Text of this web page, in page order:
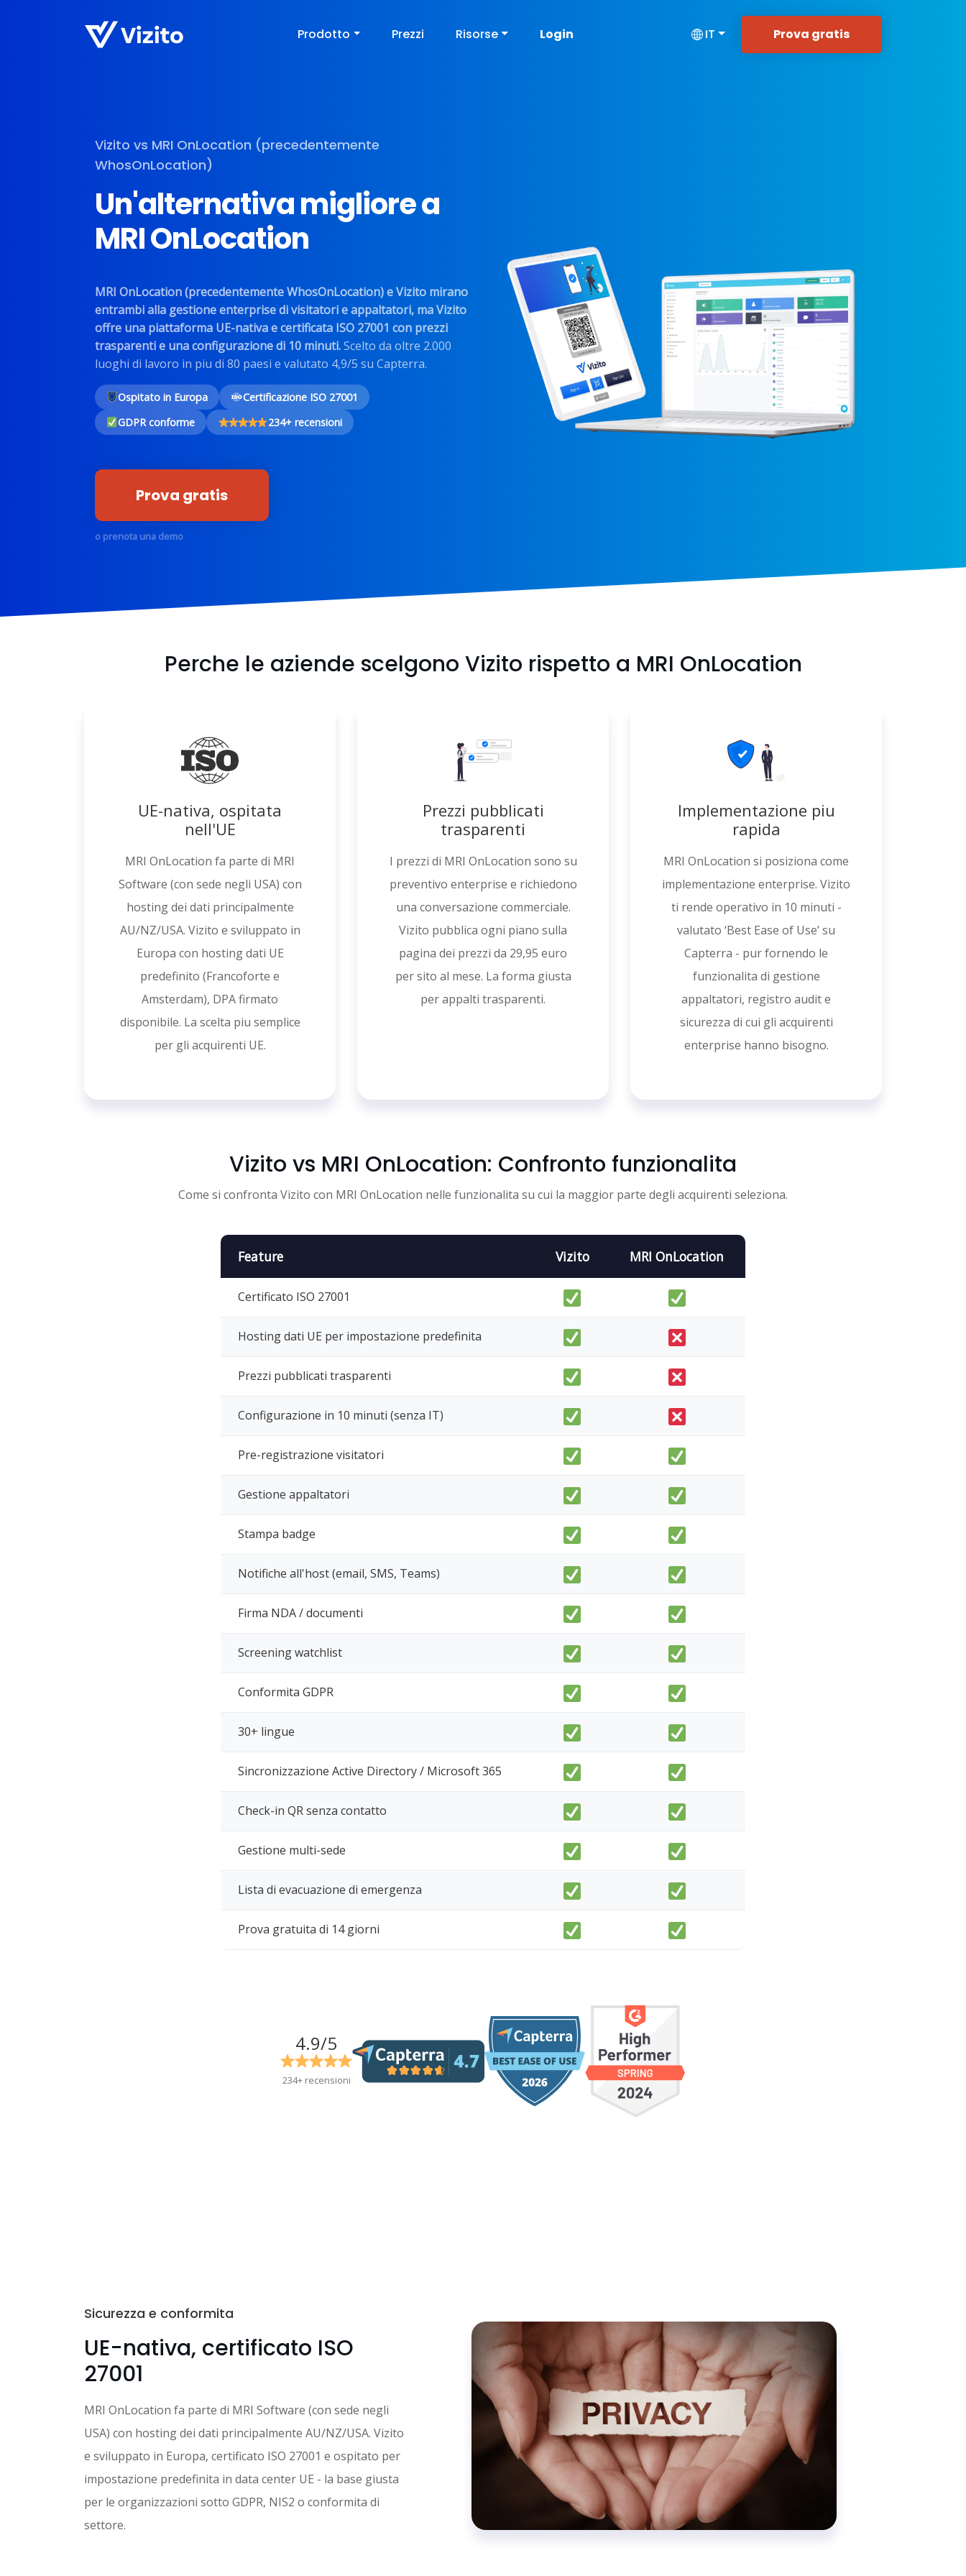
Prodotto Prezzi Risorse Login IT Prova gratis
Vizito vs MRI OnLocation (precedentemente
WhosOnLocation)
Un'alternativa migliore a
MRI OnLocation
MRI OnLocation (precedentemente WhosOnLocation) e Vizito mirano
entrambi alla gestione enterprise di visitatori e appaltatori, ma Vizito
offre una piattaforma UE-nativa e certificata ISO 27001 con prezzi
trasparenti e una configurazione di 10 minuti.Scelto da oltre 2.000
luoghi di lavoro in piu di 80 paesi e valutato 4,9/5 su Capterra.
Ospitato in Europa
Certificazione ISO 27001
GDPR conforme
234+ recensioni
Prova gratis
o prenota una demo
Perche le aziende scelgono Vizito rispetto a MRI OnLocation
UE-nativa, ospitata
nell'UE
MRI OnLocation fa parte di MRI
Software (con sede negli USA) con
hosting dei dati principalmente
AU/NZ/USA. Vizito e sviluppato in
Europa con hosting dati UE
predefinito (Francoforte e
Amsterdam), DPA firmato
disponibile. La scelta piu semplice
per gli acquirenti UE.
Prezzi pubblicati
trasparenti
I prezzi di MRI OnLocation sono su
preventivo enterprise e richiedono
una conversazione commerciale.
Vizito pubblica ogni piano sulla
pagina dei prezzi da 29,95 euro
per sito al mese. La forma giusta
per appalti trasparenti.
Implementazione piu
rapida
MRI OnLocation si posiziona come
implementazione enterprise. Vizito
ti rende operativo in 10 minuti -
valutato ‘Best Ease of Use’ su
Capterra - pur fornendo le
funzionalita di gestione
appaltatori, registro audit e
sicurezza di cui gli acquirenti
enterprise hanno bisogno.
Vizito vs MRI OnLocation: Confronto funzionalita
Come si confronta Vizito con MRI OnLocation nelle funzionalita su cui la maggior parte degli acquirenti seleziona.
Feature Vizito MRI OnLocation
Certificato ISO 27001
Hosting dati UE per impostazione predefinita
Prezzi pubblicati trasparenti
Configurazione in 10 minuti (senza IT)
Pre-registrazione visitatori
Gestione appaltatori
Stampa badge
Notifiche all'host (email, SMS, Teams)
Firma NDA / documenti
Screening watchlist
Conformita GDPR
30+ lingue
Sincronizzazione Active Directory / Microsoft 365
Check-in QR senza contatto
Gestione multi-sede
Lista di evacuazione di emergenza
Prova gratuita di 14 giorni
4.9/5
234+ recensioni
Sicurezza e conformita
UE-nativa, certificato ISO
27001
MRI OnLocation fa parte di MRI Software (con sede negli
USA) con hosting dei dati principalmente AU/NZ/USA. Vizito
e sviluppato in Europa, certificato ISO 27001 e ospitato per
impostazione predefinita in data center UE - la base giusta
per le organizzazioni sotto GDPR, NIS2 o conformita di
settore.